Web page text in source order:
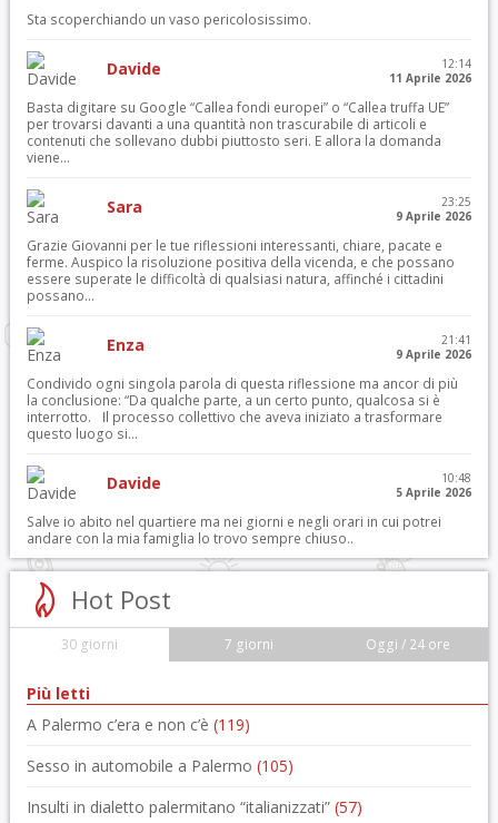
Sta scoperchiando un vaso pericolosissimo.
Davide
12:14
11 Aprile 2026
Basta digitare su Google “Callea fondi europei” o “Callea truffa UE”
per trovarsi davanti a una quantità non trascurabile di articoli e
contenuti che sollevano dubbi piuttosto seri. E allora la domanda
viene...
Sara
23:25
9 Aprile 2026
Grazie Giovanni per le tue riflessioni interessanti, chiare, pacate e
ferme. Auspico la risoluzione positiva della vicenda, e che possano
essere superate le difficoltà di qualsiasi natura, affinché i cittadini
possano...
Enza
21:41
9 Aprile 2026
Condivido ogni singola parola di questa riflessione ma ancor di più
la conclusione: “Da qualche parte, a un certo punto, qualcosa si è
interrotto. Il processo collettivo che aveva iniziato a trasformare
questo luogo si...
Davide
10:48
5 Aprile 2026
Salve io abito nel quartiere ma nei giorni e negli orari in cui potrei
andare con la mia famiglia lo trovo sempre chiuso..
Hot Post
30 giorni 7 giorni Oggi / 24 ore
Più letti
A Palermo c’era e non c’è (119)
Sesso in automobile a Palermo (105)
Insulti in dialetto palermitano “italianizzati” (57)